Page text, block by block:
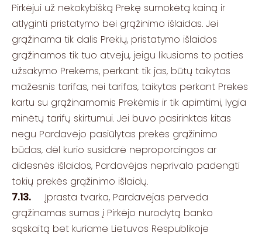
Pirkėjui už nekokybišką Prekę sumokėtą kainą ir
atlyginti pristatymo bei grąžinimo išlaidas. Jei
grąžinama tik dalis Prekių, pristatymo išlaidos
grąžinamos tik tuo atveju, jeigu likusioms to paties
užsakymo Prekėms, perkant tik jas, būtų taikytas
mažesnis tarifas, nei tarifas, taikytas perkant Prekes
kartu su grąžinamomis Prekėmis ir tik apimtimi, lygia
minėtų tarifų skirtumui. Jei buvo pasirinktas kitas
negu Pardavėjo pasiūlytas prekės grąžinimo
būdas, dėl kurio susidarė neproporcingos ar
didesnės išlaidos, Pardavėjas neprivalo padengti
tokių prekės grąžinimo išlaidų.
7.13. Įprasta tvarka, Pardavėjas perveda
grąžinamas sumas į Pirkėjo nurodytą banko
sąskaitą bet kuriame Lietuvos Respublikoje